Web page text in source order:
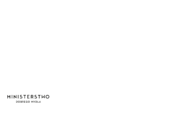
NAZWA
PRODUCENTA: